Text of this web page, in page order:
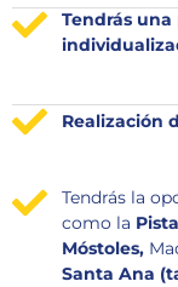
Tendrás
Realización
Tendrás la
como la
Móstoles,
Santa Ana